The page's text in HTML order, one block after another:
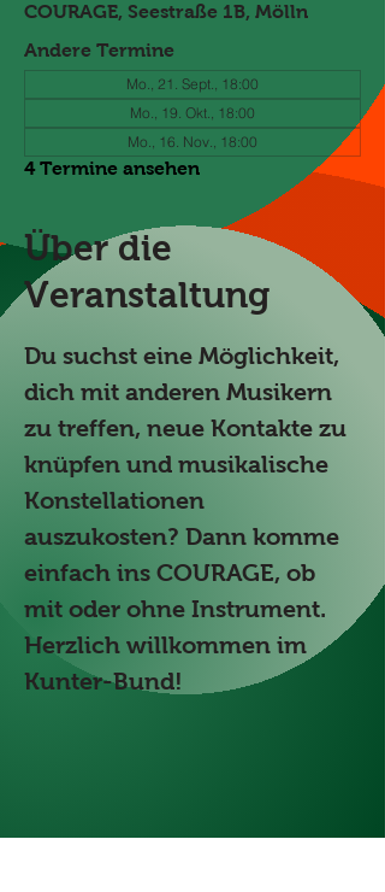
COURAGE, Seestraße 1B, Mölln
Andere Termine
Mo., 21. Sept., 18:00
Mo., 19. Okt., 18:00
Mo., 16. Nov., 18:00
4 Termine ansehen
Über die
Veranstaltung
Du suchst eine Möglichkeit,
dich mit anderen Musikern
zu treffen, neue Kontakte zu
knüpfen und musikalische
Konstellationen
auszukosten? Dann komme
einfach ins COURAGE, ob
mit oder ohne Instrument.
Herzlich willkommen im
Kunter-Bund!